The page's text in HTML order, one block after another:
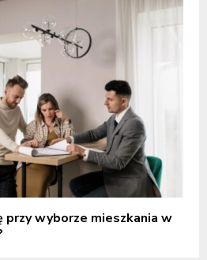
przy wyborze mieszkania w